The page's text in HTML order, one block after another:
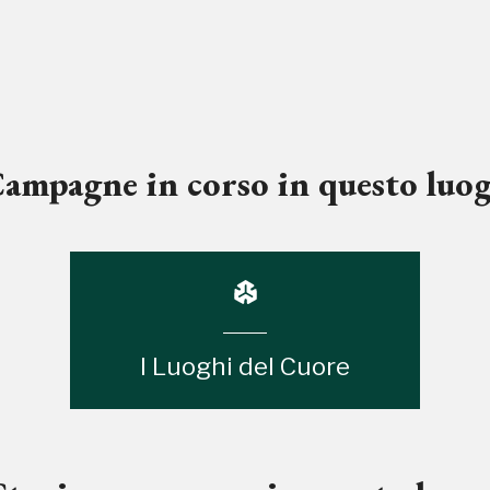
in corso in questo
I Luoghi del Cuore